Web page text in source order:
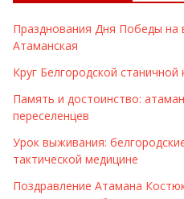
Празднования Дня Победы на
Атаманская
Круг Белгородской
Память и достоинство:
переселенцев
Урок выживания:
тактической медицине
Поздравление Атамана